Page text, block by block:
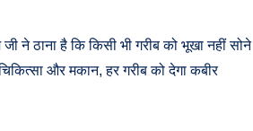
ने ठाना है कि किसी भी गरीब को भूखा नहीं सोने
और मकान, हर गरीब को देगा कबीर